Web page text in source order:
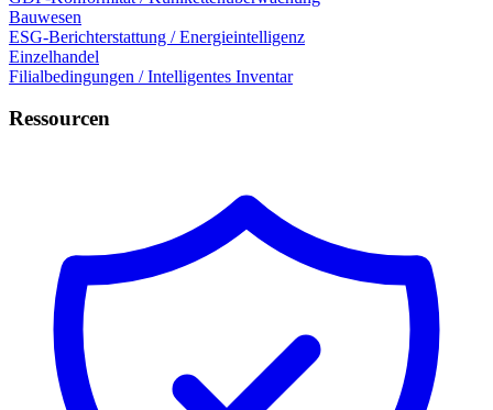
Bauwesen
ESG-Berichterstattung / Energieintelligenz
Einzelhandel
Filialbedingungen / Intelligentes Inventar
Ressourcen